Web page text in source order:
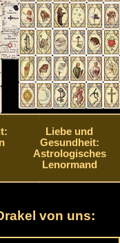
Liebe und
Gesundheit:
Astrologisches
Lenormand
von uns: